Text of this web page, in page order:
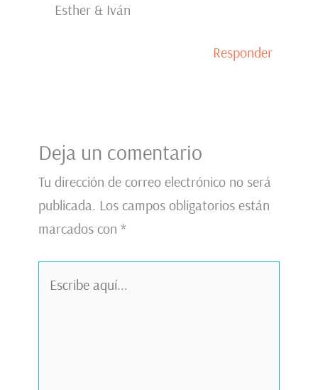
Esther & Iván
Responder
Deja un comentario
Tu dirección de correo electrónico no será
publicada. Los campos obligatorios están
marcados con *